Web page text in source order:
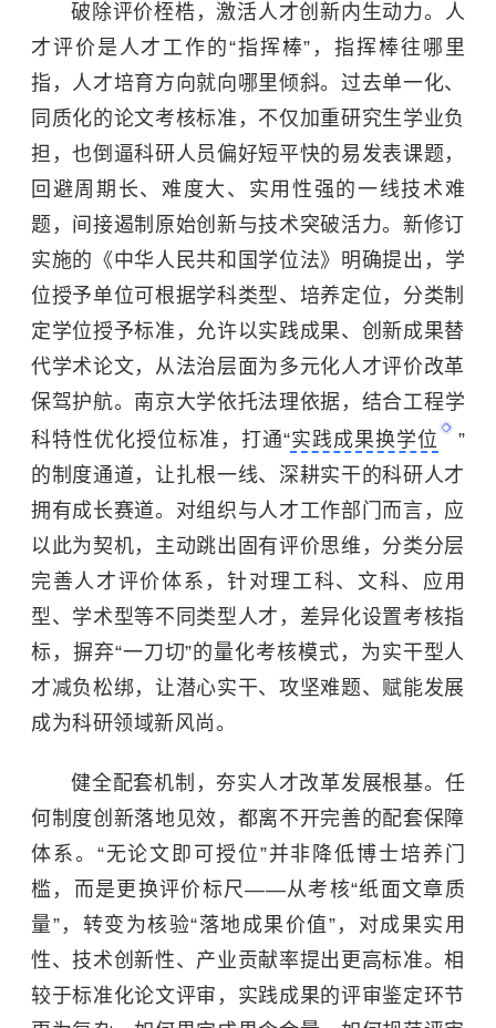
破除评价桎梏，激活人才创新内生动力。 人
才评价是人才工作的“指挥棒”，指挥棒往哪里
指，人才培育方向就向哪里倾斜。过去单一化、
同质化的论文考核标准，不仅加重研究生学业负
担，也倒逼科研人员偏好短平快的易发表课题，
回避周期长、难度大、实用性强的一线技术难
题，间接遏制原始创新与技术突破活力。新修订
实施的《中华人民共和国学位法》明确提出，学
位授予单位可根据学科类型、培养定位，分类制
定学位授予标准，允许以实践成果、创新成果替
代学术论文，从法治层面为多元化人才评价改革
保驾护航。 南京大学依托法理依据，结合工程学
科特性优化授位标准，打通“实践成果换学位
”
的制度通道，让扎根一线、深耕实干的科研人才
拥有成长赛道。对组织与人才工作部门而言，应
以此为契机，主动跳出固有评价思维，分类分层
完善人才评价体系，针对理工科、文科、应用
型、学术型等不同类型人才，差异化设置考核指
标，摒弃“一刀切”的量化考核模式，为实干型人
才减负松绑，让潜心实干、攻坚难题、赋能发展
成为科研领域新风尚。
健全配套机制，夯实人才改革发展根基。 任
何制度创新落地见效，都离不开完善的配套保障
体系。“无论文即可授位”并非降低博士培养门
槛，而是更换评价标尺——从考核“纸面文章质
量”，转变为核验“落地成果价值”，对成果实用
性、技术创新性、产业贡献率提出更高标准。相
较于标准化论文评审，实践成果的评审鉴定环节